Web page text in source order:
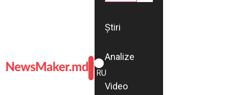
ROMÂNĂ
RU
Știri
Analize
Video